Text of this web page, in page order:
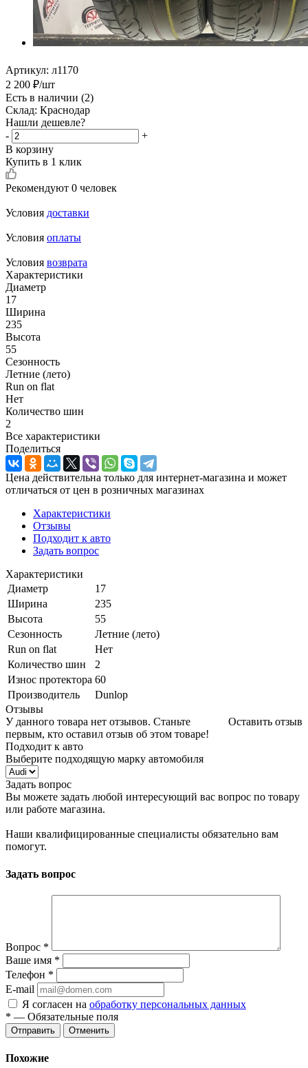
Артикул: л1170
2 200 ₽/шт
Есть в наличии (2)
Склад: Краснодар
Нашли дешевле?
-
+
В корзину
Купить в 1 клик
Рекомендуют 0 человек
Условия доставки
Условия оплаты
Условия возврата
Характеристики
Диаметр
17
Ширина
235
Высота
55
Сезонность
Летние (лето)
Run on flat
Нет
Количество шин
2
Все характеристики
Поделиться
Цена действительна только для интернет-магазина и может
отличаться от цен в розничных магазинах
Характеристики
Отзывы
Подходит к авто
Задать вопрос
Характеристики
Диаметр
17
Ширина
235
Высота
55
Сезонность
Летние (лето)
Run on flat
Нет
Количество шин
2
Износ протектора 60
Производитель
Dunlop
Отзывы
Оставить отзыв
У данного товара нет отзывов. Станьте
первым, кто оставил отзыв об этом товаре!
Подходит к авто
Выберите подходящую марку автомобиля
Задать вопрос
Вы можете задать любой интересующий вас вопрос по товару
или работе магазина.
Наши квалифицированные специалисты обязательно вам
помогут.
Задать вопрос
Вопрос *
Ваше имя *
Телефон *
E-mail
Я согласен на обработку персональных данных
* — Обязательные поля
Отменить
Похожие